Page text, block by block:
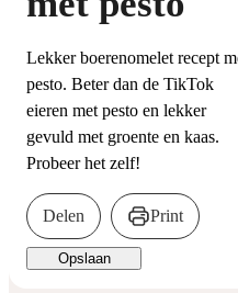
Lekker boerenomelet recept
pesto. Beter dan de TikTok
eieren met pesto en lekker
gevuld met groente en kaas.
Probeer het zelf!
Delen Print
Opslaan